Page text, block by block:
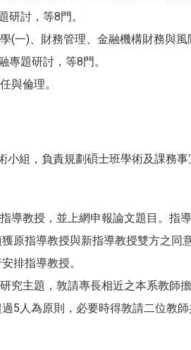
研討，等8門。
(一)、財務管理、金融機構財務與
專題研討，等8門。
與倫理。
組，負責規劃碩士班學術及課務事
導教授，並上網申報論文題目。指
原指導教授與新指導教授雙方之
排指導教授。
究主題，敦請專長相近之本系教師
5人為原則，必要時得敦請二位教師